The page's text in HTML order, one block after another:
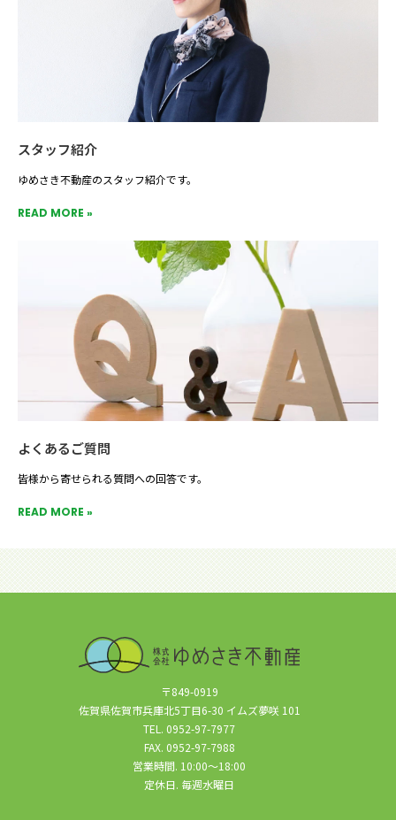
スタッフ紹介
ゆめさき不動産のスタッフ紹介です。
READ MORE »
よくあるご質問
皆様から寄せられる質問への回答です。
READ MORE »
〒849-0919
佐賀県佐賀市兵庫北5丁目6-30 イムズ夢咲 101
TEL. 0952-97-7977
FAX. 0952-97-7988
営業時間. 10:00～18:00
定休日. 毎週水曜日